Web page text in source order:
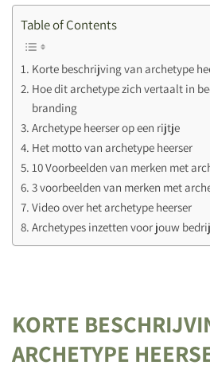
Table of Contents
Korte beschrijving van archetype
Hoe dit archetype zich vertaalt in
branding
Archetype heerser op een rijtje
Het motto van archetype heerser
10 Voorbeelden van merken met
3 voorbeelden van merken met
Video over het archetype heerser
Archetypes inzetten voor jouw
KORTE
ARCHETYPE